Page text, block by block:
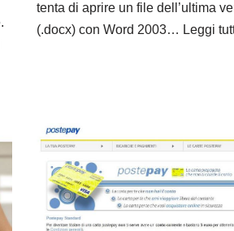
tenta di aprire un file dell’ultima
(.docx) con Word 2003… Leggi